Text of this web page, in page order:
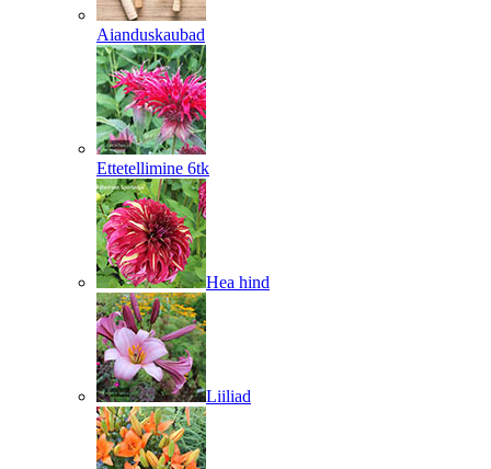
Aianduskaubad
Ettetellimine 6tk
Hea hind
Liiliad